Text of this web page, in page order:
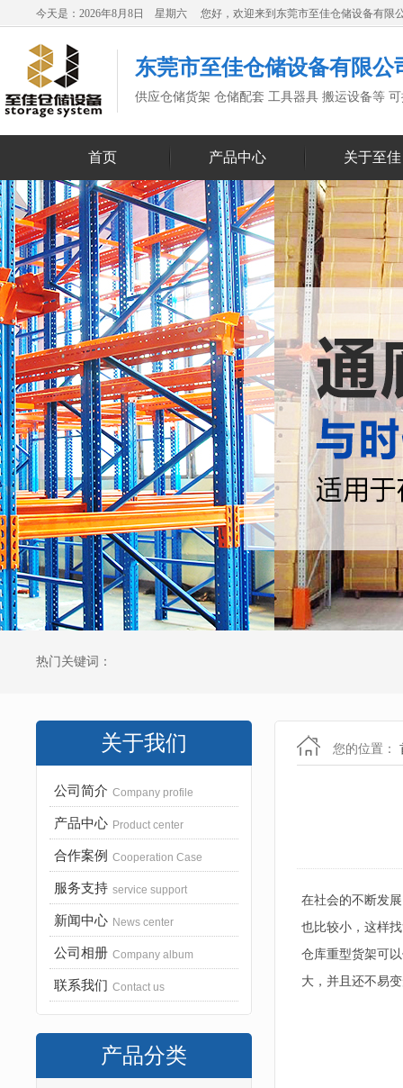
今天是：2026年8月8日 星期六 您好，欢迎来到东莞市至佳仓储设备有限
东莞市至佳仓储设备有限公
供应仓储货架 仓储配套 工具器具 搬运设备等
首页 产品中心 关于至佳
热门关键词：
关于我们
公司简介 Company profile
产品中心 Product center
合作案例 Cooperation Case
服务支持 service support
新闻中心 News center
公司相册 Company album
联系我们 Contact us
产品分类
您的位置：
在社会的不断发
也比较小，这样
仓库重型货架可
大，并且还不易